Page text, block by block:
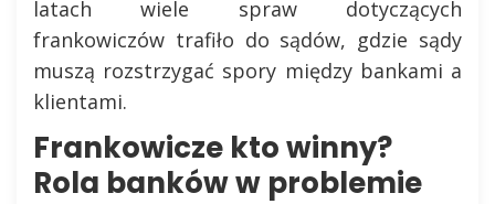
latach wiele spraw dotyczących
frankowiczów trafiło do sądów, gdzie sądy
muszą rozstrzygać spory między bankami a
klientami.
Frankowicze kto winny?
Rola banków w problemie